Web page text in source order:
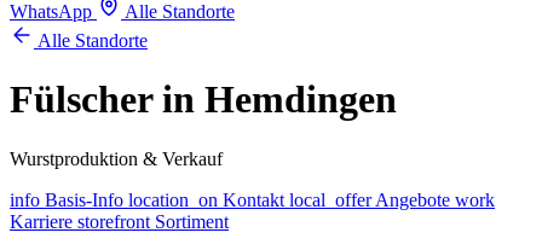
WhatsApp
Alle Standorte
Alle Standorte
Fülscher in Hemdingen
Wurstproduktion & Verkauf
info Basis-Info location_on Kontakt local_offer Angebote work
Karriere storefront Sortiment